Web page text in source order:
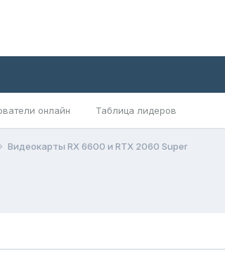
онлайн Таблица лидеров
Видеокарты RX 6600 и RTX 2060 Super